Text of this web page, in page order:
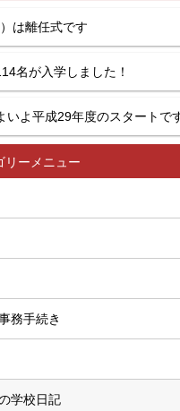
務手続き
学校日記
は離任式です
名が入学しました！
いよ平成29年度のスタートで